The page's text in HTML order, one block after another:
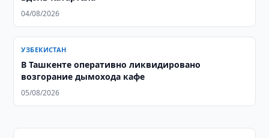
04/08/2026
УЗБЕКИСТАН
В Ташкенте оперативно ликвидировано
возгорание дымохода кафе
05/08/2026